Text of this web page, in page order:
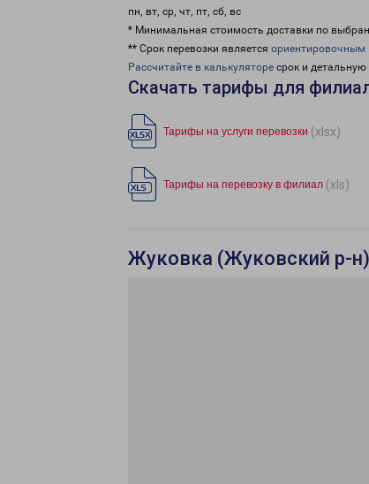
пн, вт, ср, чт, пт, сб, вс
* Минимальная стоимость доставки по
** Срок перевозки является ориентировочным
Рассчитайте в калькуляторе срок и детальную
Скачать тарифы для
Тарифы на услуги перевозки (xlsx)
Тарифы на перевозку в филиал (xls)
Жуковка (Жуковский р-н)